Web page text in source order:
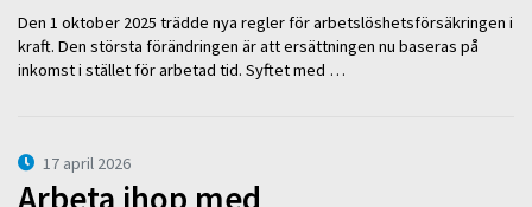
Den 1 oktober 2025 trädde nya regler för arbetslöshetsförsäkringen i
kraft. Den största förändringen är att ersättningen nu baseras på
inkomst i stället för arbetad tid. Syftet med …
17 april 2026